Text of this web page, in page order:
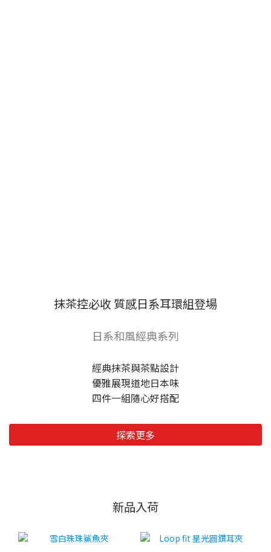
抹茶控必收 質感日系耳環組登場
日系和風經典系列
經典抹茶與茶點設計
優雅展現道地日本味
四件一組隨心好搭配
探索更多
新品入荷